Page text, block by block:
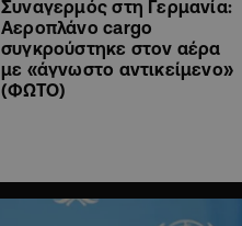
Συναγερμός στη Γερμανία:
Αεροπλάνο cargo
συγκρούστηκε στον αέρα
με «άγνωστο αντικείμενο»
(ΦΩΤΟ)